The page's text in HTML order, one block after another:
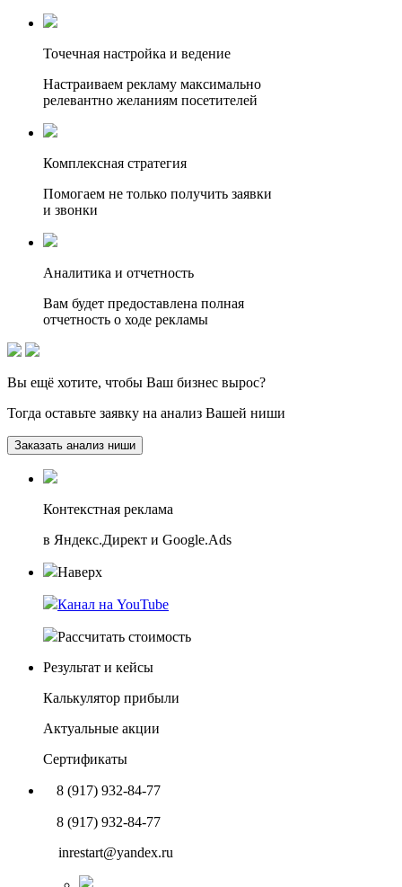
Точечная настройка и ведение
Настраиваем рекламу максимально
релевантно желаниям посетителей
Комплексная стратегия
Помогаем не только получить заявки
и звонки
Аналитика и отчетность
Вам будет предоставлена полная
отчетность о ходе рекламы
Вы ещё хотите, чтобы Ваш бизнес вырос?
Тогда оставьте заявку на анализ Вашей ниши
Заказать анализ ниши
Контекстная реклама
в Яндекс.Директ и Google.Ads
Наверх
Канал на YouTube
Рассчитать стоимость
Результат и кейсы
Калькулятор прибыли
Актуальные акции
Сертификаты
8 (917) 932-84-77
8 (917) 932-84-77
inrestart@yandex.ru